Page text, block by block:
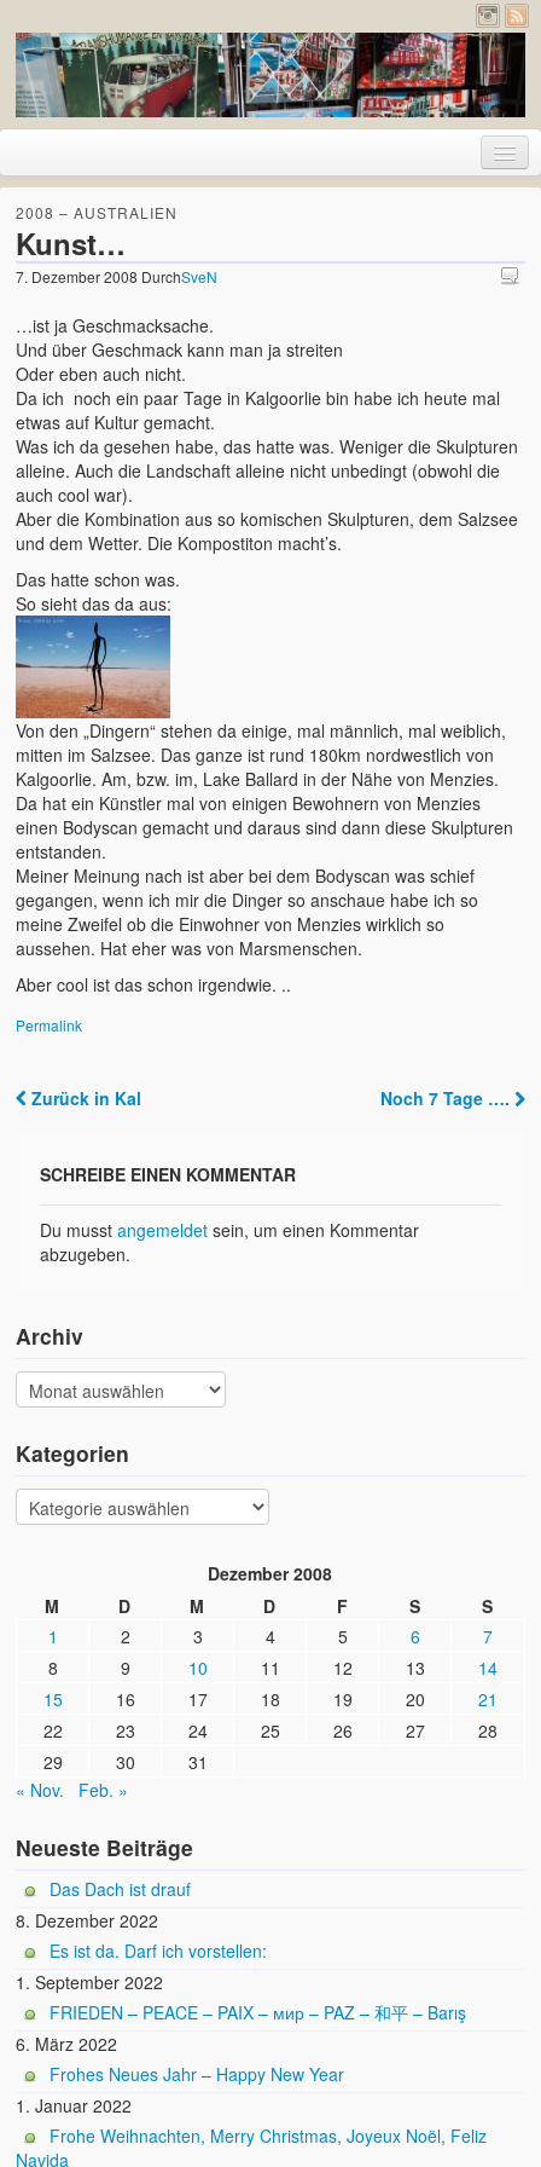
Home
Urlaub
2026 – Pyrenäen (Frankreich und Spanien)
2020 – Deutschland
2019 – Island
2017 – Holland
2017 – London
2016 – Deutschland
2015 – Deutschland
2014 – Frankreich
2012 – Dänemark
2011 – Australien
2008 – Australien
Der tägliche Wahnisnn
Fahrrad
Womo 2.0
sven-w.de
copyright
2008 – AUSTRALIEN
Kunst…
7. Dezember 2008 DurchSveN
…ist ja Geschmacksache.
Und über Geschmack kann man ja streiten
Oder eben auch nicht.
Da ich noch ein paar Tage in Kalgoorlie bin habe ich heute mal
etwas auf Kultur gemacht.
Was ich da gesehen habe, das hatte was. Weniger die Skulpturen
alleine. Auch die Landschaft alleine nicht unbedingt (obwohl die
auch cool war).
Aber die Kombination aus so komischen Skulpturen, dem Salzsee
und dem Wetter. Die Kompostiton macht’s.
Das hatte schon was.
So sieht das da aus:
Von den „Dingern“ stehen da einige, mal männlich, mal weiblich,
mitten im Salzsee. Das ganze ist rund 180km nordwestlich von
Kalgoorlie. Am, bzw. im, Lake Ballard in der Nähe von Menzies.
Da hat ein Künstler mal von einigen Bewohnern von Menzies
einen Bodyscan gemacht und daraus sind dann diese Skulpturen
entstanden.
Meiner Meinung nach ist aber bei dem Bodyscan was schief
gegangen, wenn ich mir die Dinger so anschaue habe ich so
meine Zweifel ob die Einwohner von Menzies wirklich so
aussehen. Hat eher was von Marsmenschen.
Aber cool ist das schon irgendwie. ..
Permalink
Zurück in Kal Noch 7 Tage ….
SCHREIBE EINEN KOMMENTAR
Du musstangemeldet sein, um einen Kommentar
abzugeben.
Archiv
Kategorien
Dezember 2008
M
D M D F S
S
1
2 3 4 5 6
7
8
9 10 11 12 13
14
15
16 17 18 19 20
21
22
23 24 25 26 27
28
29
30
31
« Nov.
Feb. »
Neueste Beiträge
Das Dach ist drauf
8. Dezember 2022
Es ist da. Darf ich vorstellen:
1. September 2022
FRIEDEN – PEACE – PAIX – мир – PAZ – 和平 – Barış
6. März 2022
Frohes Neues Jahr – Happy New Year
1. Januar 2022
Frohe Weihnachten, Merry Christmas, Joyeux Noël, Feliz
Navida